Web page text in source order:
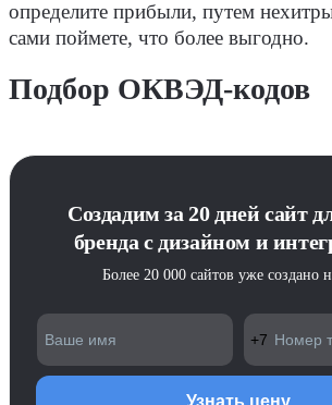
определите прибыли, путем
сами поймете, что более выгодно.
Подбор ОКВЭД-кодов
Создадим за 20 дней сайт
бренда с дизайном и
Более 20 000 сайтов уже создано